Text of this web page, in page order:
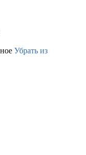
Убрать из